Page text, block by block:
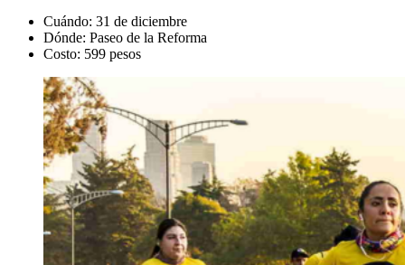
Cuándo: 31 de diciembre
Dónde: Paseo de la Reforma
Costo: 599 pesos